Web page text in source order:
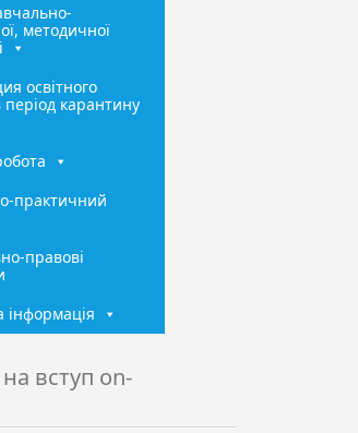
методичної
освітного
період карантину
практичний
правові
інформація
вступ on-